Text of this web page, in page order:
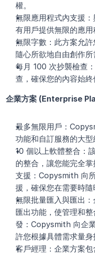
權。
無限應用程式內支援
有用戶提供無限的應用
無限字數：此方案允
隨心所欲地自由創作所
每月 100 次抄襲檢查
查，確保您的內容始終
企業方案 (Enterprise
最多無限用戶：
功能和自訂服務的大型
10 個以上軟體整合：
的整合，讓您能完全
支援：Copysmith 向
援，確保您在需要時隨
無限批量匯入與匯出
匯出功能，使管理和
發：Copysmith 向企
許您根據具體需求量身
客戶經理：企業方案